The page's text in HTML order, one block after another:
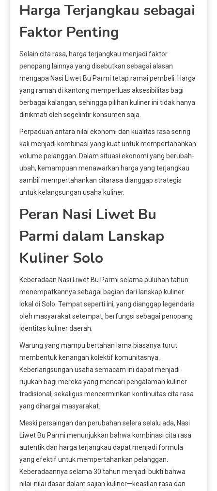
Harga Terjangkau sebagai
Faktor Penting
Selain cita rasa, harga terjangkau menjadi faktor
penopang lainnya yang disebutkan sebagai alasan
mengapa Nasi Liwet Bu Parmi tetap ramai pembeli. Harga
yang ramah di kantong memperluas aksesibilitas bagi
berbagai kalangan, sehingga pilihan kuliner ini tidak hanya
dinikmati oleh segelintir konsumen saja.
Perpaduan antara nilai ekonomi dan kualitas rasa sering
kali menjadi kombinasi yang kuat untuk mempertahankan
volume pelanggan. Dalam situasi ekonomi yang berubah-
ubah, kemampuan menawarkan harga yang terjangkau
sambil mempertahankan citarasa dianggap strategis
untuk kelangsungan usaha kuliner.
Peran Nasi Liwet Bu
Parmi dalam Lanskap
Kuliner Solo
Keberadaan Nasi Liwet Bu Parmi selama puluhan tahun
menempatkannya sebagai bagian dari lanskap kuliner
lokal di Solo. Tempat seperti ini, yang dianggap legendaris
oleh masyarakat setempat, berfungsi sebagai penopang
identitas kuliner daerah.
Warung yang mampu bertahan lama biasanya turut
membentuk kenangan kolektif komunitasnya.
Keberlangsungan usaha semacam ini dapat menjadi
rujukan bagi mereka yang mencari pengalaman kuliner
tradisional, sekaligus mencerminkan kontinuitas cita rasa
yang dihargai masyarakat.
Meski persaingan dan perubahan selera selalu ada, Nasi
Liwet Bu Parmi menunjukkan bahwa kombinasi cita rasa
autentik dan harga terjangkau dapat menjadi formula
yang efektif untuk mempertahankan pelanggan.
Keberadaannya selama 30 tahun menjadi bukti bahwa
nilai-nilai dasar dalam sajian kuliner—keaslian rasa dan